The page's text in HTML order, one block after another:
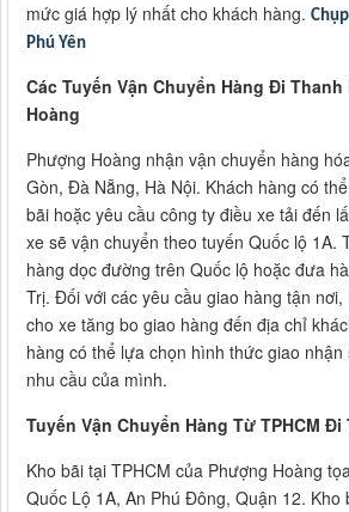
mức giá hợp lý nhất cho khách hàng.
Phú Yên
Các Tuyến Vận Chuyển Hàng Đi
Hoàng
Phượng Hoàng nhận vận chuyển hàng
Gòn, Đà Nẵng, Hà Nội. Khách hàng có
bãi hoặc yêu cầu công ty điều xe tải đến
xe sẽ vận chuyển theo tuyến Quốc lộ 1A.
hàng dọc đường trên Quốc lộ hoặc đưa
Trị. Đối với các yêu cầu giao hàng tận
cho xe tăng bo giao hàng đến địa chỉ
hàng có thể lựa chọn hình thức giao
nhu cầu của mình.
Tuyến Vận Chuyển Hàng Từ TPHCM Đi
Kho bãi tại TPHCM của Phượng Hoàng
Quốc Lộ 1A, An Phú Đông, Quận 12. Kho